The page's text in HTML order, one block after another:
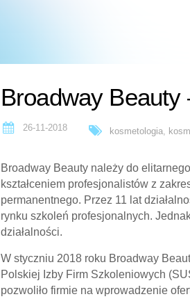
Broadway
26-11-2018 kosmetologia
Broadway Beauty należy do
kształceniem profesjonalistów z
permanentnego. Przez 11 lat
rynku szkoleń profesjonalnych.
działalności.
W styczniu 2018 roku Broadway
Polskiej Izby Firm Szkoleniowych
pozwoliło firmie na wprowadzenie